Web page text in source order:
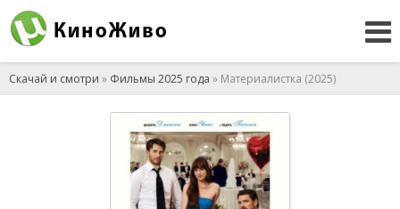
Скачай и смотри » Фильмы 2025 года » Материалистка (2025)